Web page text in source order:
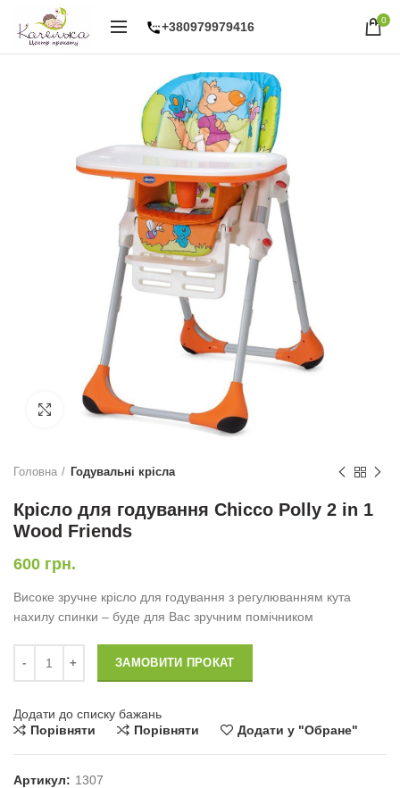
+380979979416 0
Натисніть, щоб збільшити
Головна Годувальні крісла
Крісло для годування Chicco Polly 2 in 1
Wood Friends
600 грн.
Високе зручне крісло для годування з регулюванням кута
нахилу спинки – буде для Вас зручним помічником
ЗАМОВИТИ ПРОКАТ
Додати до списку бажань
Порівняти
Порівняти Додати у "Обране"
Артикул: 1307